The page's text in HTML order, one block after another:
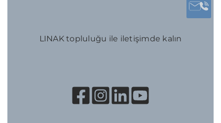
LINAK topluluğu ile iletişimde kalın